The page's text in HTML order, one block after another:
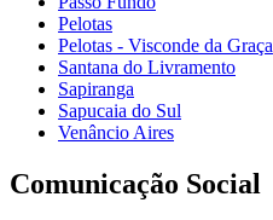
Pelotas
Pelotas - Visconde da Graça
Santana do Livramento
Sapiranga
Sapucaia do Sul
Venâncio Aires
Comunicação Social